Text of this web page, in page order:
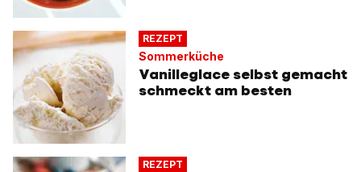
REZEPT
Sommerküche
Vanilleglace selbst gemacht
schmeckt am besten
REZEPT